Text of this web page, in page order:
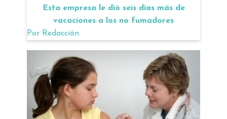
Esta empresa le dió seis días más de
vacaciones a los no fumadores
Por Redacción